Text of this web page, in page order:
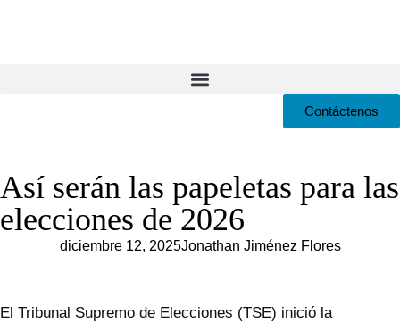
Contáctenos
Así serán las papeletas para las
elecciones de 2026
diciembre 12, 2025Jonathan Jiménez Flores
El Tribunal Supremo de Elecciones (TSE) inició la